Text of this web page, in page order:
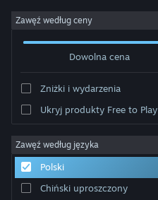
Zaloguj się
Społeczność
Informacje
Wsparcie
Zawęź według ceny
Dowolna cena
Zniżki i wydarzenia
Ukryj produkty Free to Play
Zawęź według języka
Polski
Chiński uproszczony
Producent: Architectura
Sortuj według: